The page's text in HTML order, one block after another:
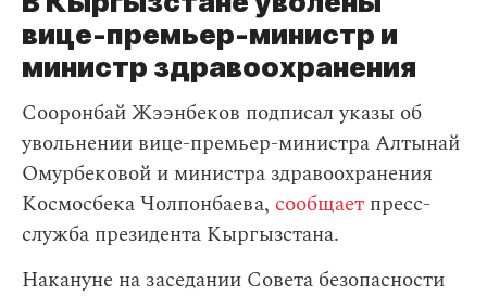
вице-премьер-министр и
министр здравоохранения
Сооронбай Жээнбеков подписал указы об
увольнении вице-премьер-министра Алтынай
Омурбековой и министра здравоохранения
Космосбека Чолпонбаева, сообщает пресс-
служба президента Кыргызстана.
Накануне на заседании Совета безопасности